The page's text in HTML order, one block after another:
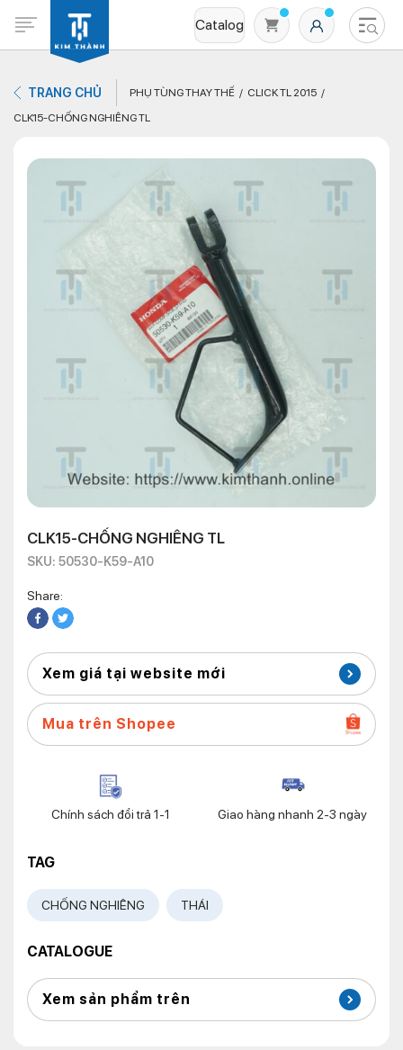
Catalog
Không có sản phẩm nào trong giỏ hàng
TRANG CHỦ PHỤ TÙNG THAY THẾ
CLICK TL 2015
CLK15-CHỐNG NGHIÊNG TL
CLK15-CHỐNG NGHIÊNG TL
SKU: 50530-K59-A10
Share:
Xem giá tại website mới
Mua trên Shopee
Chính sách đổi trả 1-1 Giao hàng nhanh 2-3 ngày
TAG
CHỐNG NGHIÊNG THÁI
CATALOGUE
Xem sản phẩm trên